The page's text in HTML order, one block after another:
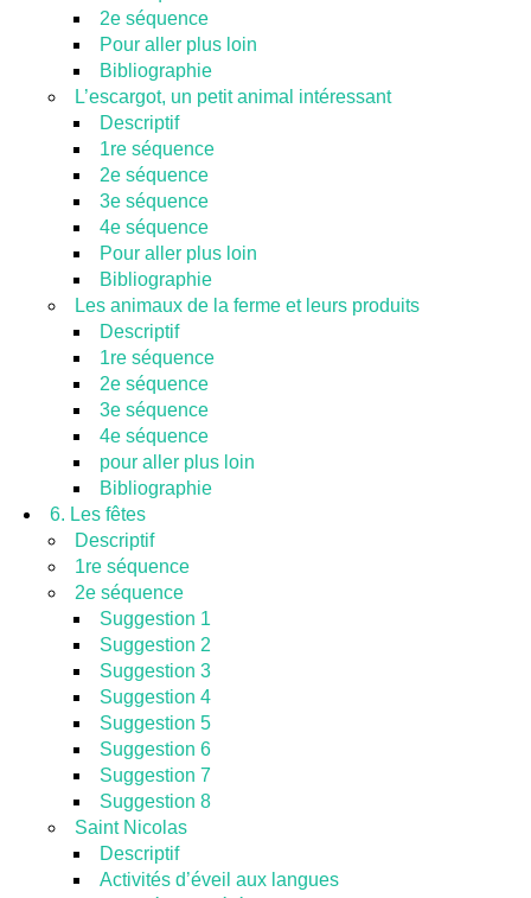
2e séquence
Pour aller plus loin
Bibliographie
L’escargot, un petit animal intéressant
Descriptif
1re séquence
2e séquence
3e séquence
4e séquence
Pour aller plus loin
Bibliographie
Les animaux de la ferme et leurs produits
Descriptif
1re séquence
2e séquence
3e séquence
4e séquence
pour aller plus loin
Bibliographie
6. Les fêtes
Descriptif
1re séquence
2e séquence
Suggestion 1
Suggestion 2
Suggestion 3
Suggestion 4
Suggestion 5
Suggestion 6
Suggestion 7
Suggestion 8
Saint Nicolas
Descriptif
Activités d’éveil aux langues